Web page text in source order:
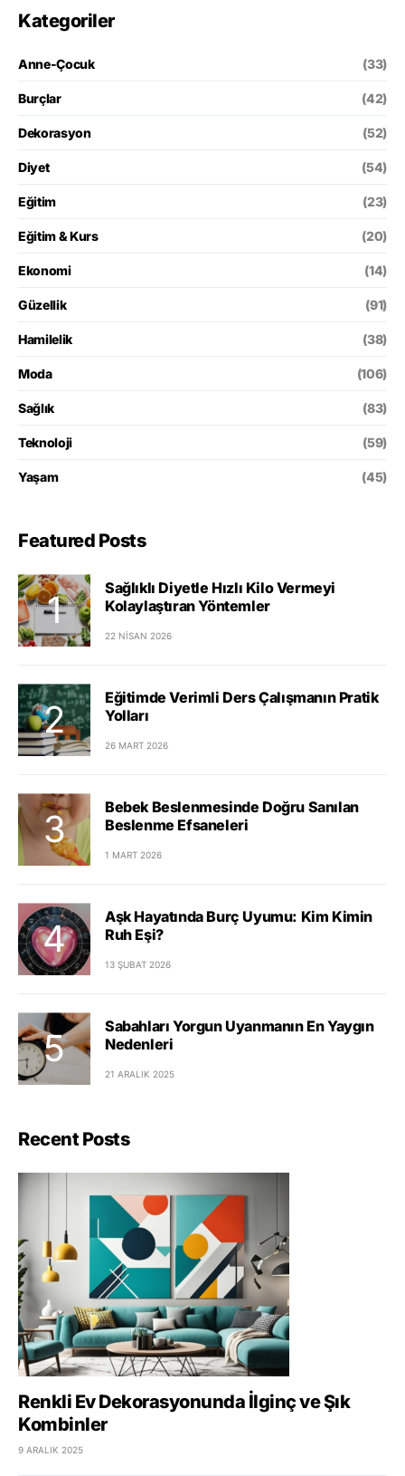
Kategoriler
Anne-Çocuk (33)
Burçlar (42)
Dekorasyon (52)
Diyet (54)
Eğitim (23)
Eğitim & Kurs (20)
Ekonomi (14)
Güzellik (91)
Hamilelik (38)
Moda (106)
Sağlık (83)
Teknoloji (59)
Yaşam (45)
Featured Posts
Sağlıklı Diyetle Hızlı Kilo Vermeyi
Kolaylaştıran Yöntemler
22 NISAN 2026
Eğitimde Verimli Ders Çalışmanın Pratik
Yolları
26 MART 2026
Bebek Beslenmesinde Doğru Sanılan
Beslenme Efsaneleri
1 MART 2026
Aşk Hayatında Burç Uyumu: Kim Kimin
Ruh Eşi?
13 ŞUBAT 2026
Sabahları Yorgun Uyanmanın En Yaygın
Nedenleri
21 ARALIK 2025
Recent Posts
Renkli Ev Dekorasyonunda İlginç ve Şık
Kombinler
9 ARALIK 2025